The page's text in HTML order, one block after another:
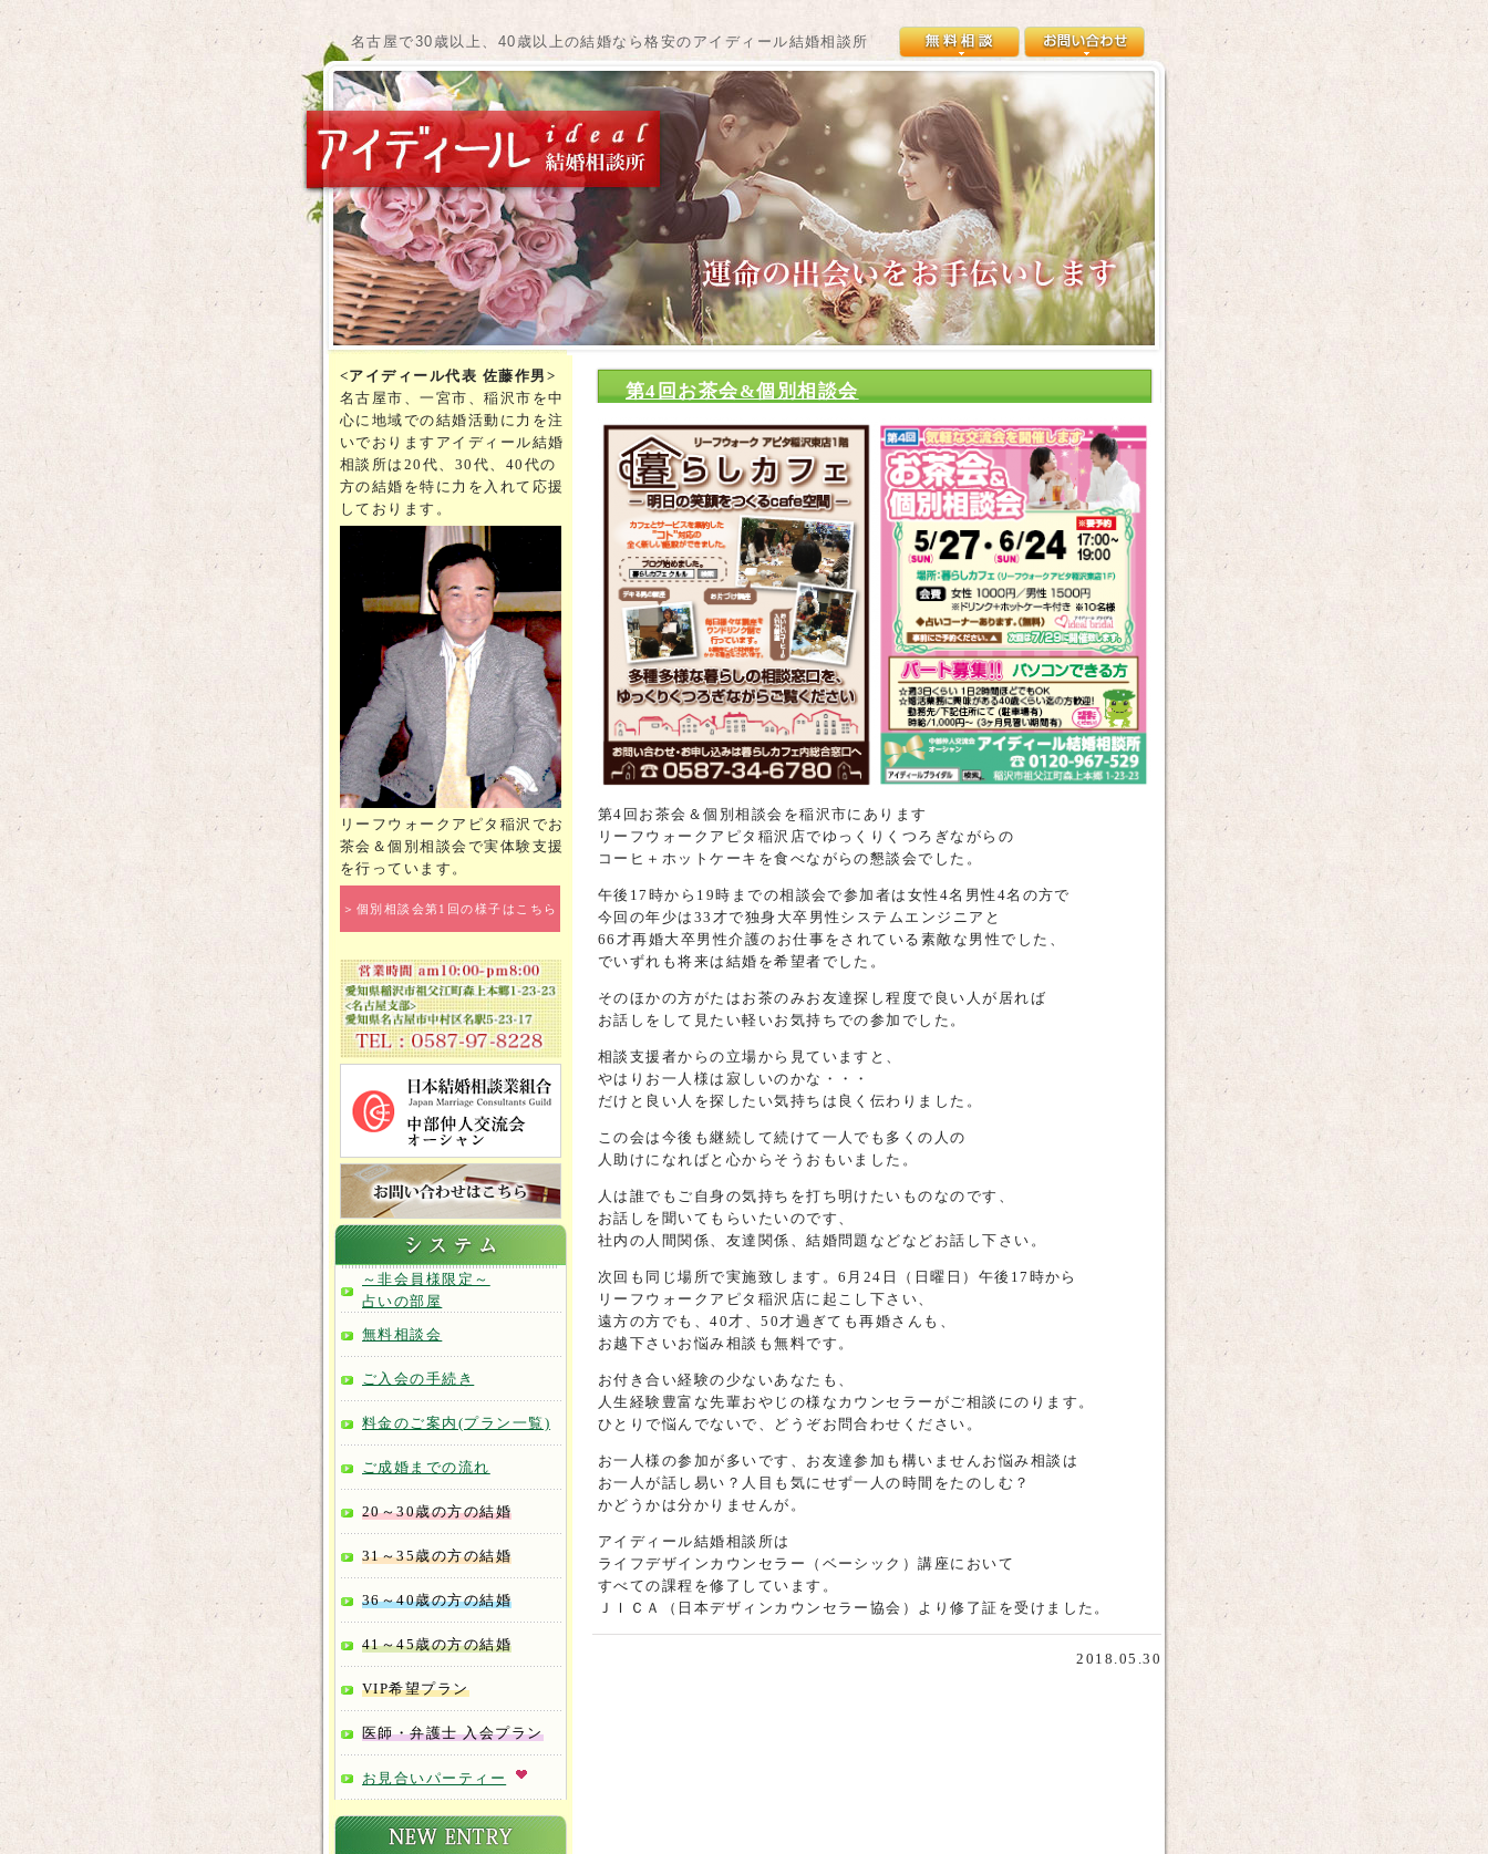
名古屋で30歳以上、40歳以上の結婚なら格安のアイディール結婚相談所
<アイディール代表 佐藤作男>
名古屋市、一宮市、稲沢市を中
心に地域での結婚活動に力を注
いでおりますアイディール結婚
相談所は20代、30代、40代の
方の結婚を特に力を入れて応援
しております。
リーフウォークアピタ稲沢でお
茶会＆個別相談会で実体験支援
を行っています。
＞個別相談会第1回の様子はこちら
～非会員様限定～
占いの部屋
無料相談会
ご入会の手続き
料金のご案内(プラン一覧)
ご成婚までの流れ
20～30歳の方の結婚
31～35歳の方の結婚
36～40歳の方の結婚
41～45歳の方の結婚
VIP希望プラン
医師・弁護士 入会プラン
お見合いパーティー
第4回お茶会&個別相談会
第4回お茶会＆個別相談会を稲沢市にあります
リーフウォークアピタ稲沢店でゆっくりくつろぎながらの
コーヒ＋ホットケーキを食べながらの懇談会でした。
午後17時から19時までの相談会で参加者は女性4名男性4名の方で
今回の年少は33才で独身大卒男性システムエンジニアと
66才再婚大卒男性介護のお仕事をされている素敵な男性でした、
でいずれも将来は結婚を希望者でした。
そのほかの方がたはお茶のみお友達探し程度で良い人が居れば
お話しをして見たい軽いお気持ちでの参加でした。
相談支援者からの立場から見ていますと、
やはりお一人様は寂しいのかな・・・
だけと良い人を探したい気持ちは良く伝わりました。
この会は今後も継続して続けて一人でも多くの人の
人助けになればと心からそうおもいました。
人は誰でもご自身の気持ちを打ち明けたいものなのです、
お話しを聞いてもらいたいのです、
社内の人間関係、友達関係、結婚問題などなどお話し下さい。
次回も同じ場所で実施致します。6月24日（日曜日）午後17時から
リーフウォークアピタ稲沢店に起こし下さい、
遠方の方でも、40才、50才過ぎても再婚さんも、
お越下さいお悩み相談も無料です。
お付き合い経験の少ないあなたも、
人生経験豊富な先輩おやじの様なカウンセラーがご相談にのります。
ひとりで悩んでないで、どうぞお問合わせください。
お一人様の参加が多いです、お友達参加も構いませんお悩み相談は
お一人が話し易い？人目も気にせず一人の時間をたのしむ？
かどうかは分かりませんが。
アイディール結婚相談所は
ライフデザインカウンセラー（ベーシック）講座において
すべての課程を修了しています。
ＪＩＣＡ（日本デザィンカウンセラー協会）より修了証を受けました。
2018.05.30